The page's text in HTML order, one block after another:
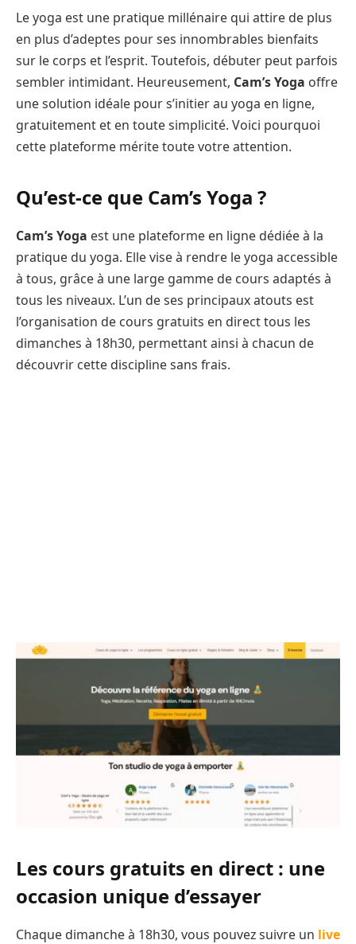
Le yoga est une pratique millénaire qui attire de plus
en plus d’adeptes pour ses innombrables bienfaits
sur le corps et l’esprit. Toutefois, débuter peut parfois
sembler intimidant. Heureusement, Cam’s Yoga offre
une solution idéale pour s’initier au yoga en ligne,
gratuitement et en toute simplicité. Voici pourquoi
cette plateforme mérite toute votre attention.
Qu’est-ce que Cam’s Yoga ?
Cam’s Yoga est une plateforme en ligne dédiée à la
pratique du yoga. Elle vise à rendre le yoga accessible
à tous, grâce à une large gamme de cours adaptés à
tous les niveaux. L’un de ses principaux atouts est
l’organisation de cours gratuits en direct tous les
dimanches à 18h30, permettant ainsi à chacun de
découvrir cette discipline sans frais.
Les cours gratuits en direct : une
occasion unique d’essayer
Chaque dimanche à 18h30, vous pouvez suivre un live